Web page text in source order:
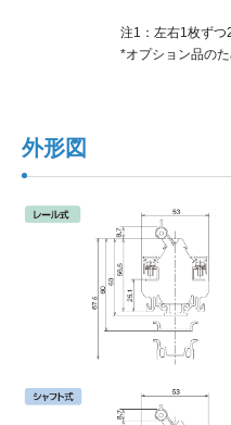
注1：左右1枚ずつ
*オプション品の
外形図